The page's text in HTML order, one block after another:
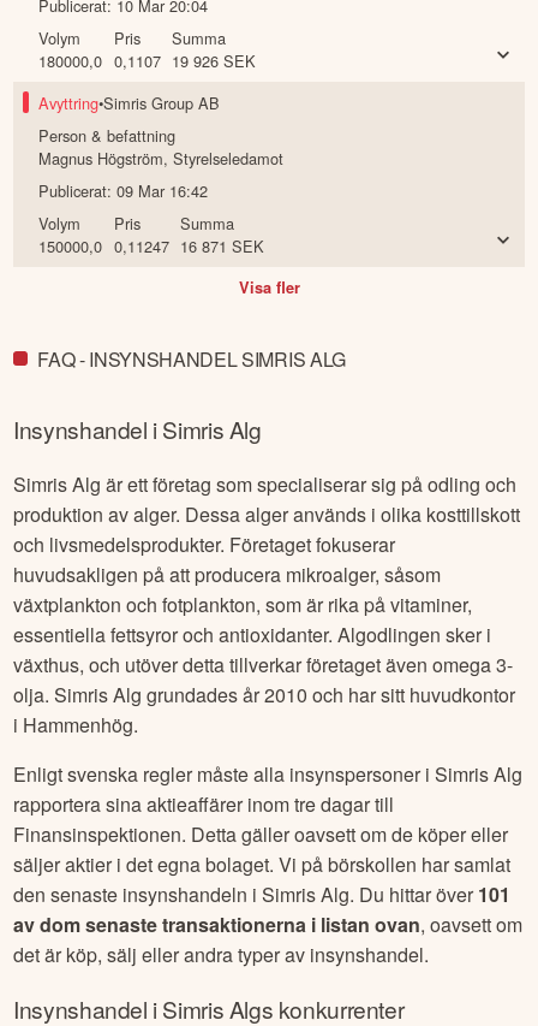
Publicerat: 10 Mar 20:04
Volym
180000,0
Pris
0,1107
Summa
19 926 SEK
Avyttring•Simris Group AB
Person & befattning
Magnus Högström,Styrelseledamot
Publicerat:09 Mar 16:42
Volym
150000,0
Pris
0,11247
Summa
16 871 SEK
Visa fler
FAQ - INSYNSHANDEL SIMRIS ALG
Insynshandel iSimris Alg
Simris Alg är ett företag som specialiserar sig på odling och
produktion av alger. Dessa alger används i olika kosttillskott
och livsmedelsprodukter. Företaget fokuserar
huvudsakligen på att producera mikroalger, såsom
växtplankton och fotplankton, som är rika på vitaminer,
essentiella fettsyror och antioxidanter. Algodlingen sker i
växthus, och utöver detta tillverkar företaget även omega 3-
olja. Simris Alg grundades år 2010 och har sitt huvudkontor
i Hammenhög.
Enligt svenska regler måste alla insynspersoner iSimris Alg
rapportera sina aktieaffärer inom tre dagar till
Finansinspektionen. Detta gäller oavsett om de köper eller
säljer aktier i det egna bolaget. Vi på börskollen har samlat
den senaste insynshandeln iSimris Alg. Du hittar över 101
av dom senaste transaktionerna i listan ovan, oavsett om
det är köp, sälj eller andra typer av insynshandel.
Insynshandel iSimris Algs konkurrenter